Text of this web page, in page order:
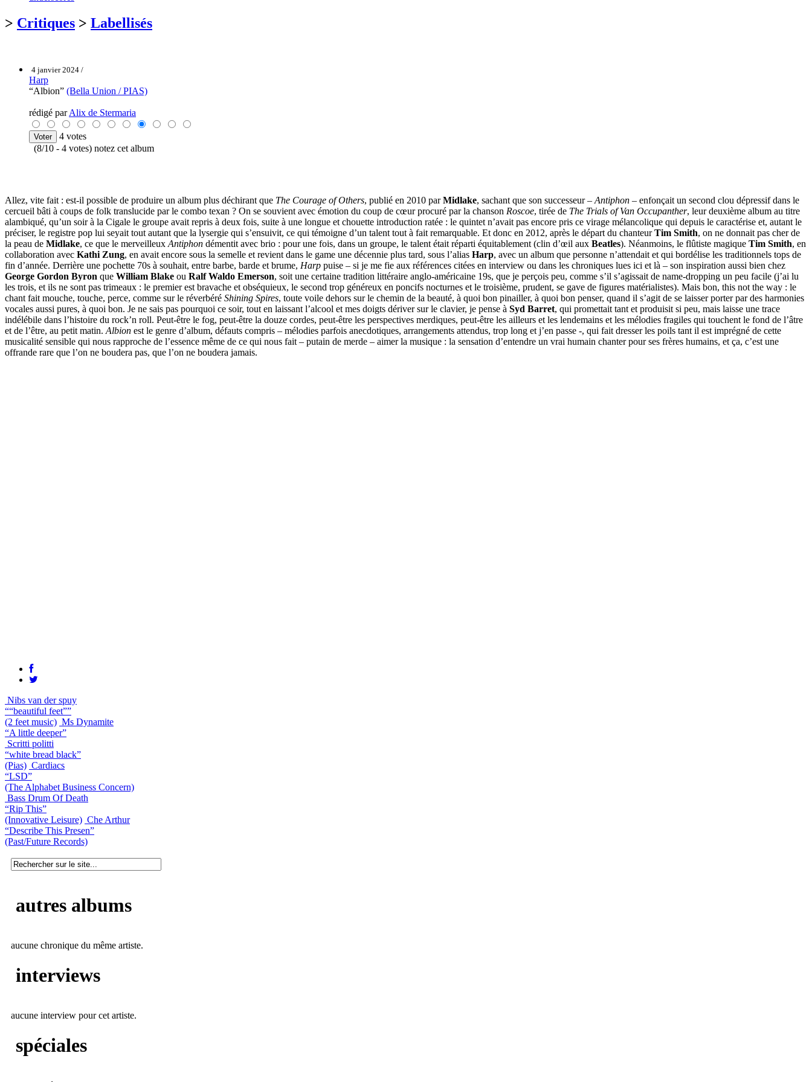
> Critiques > Labellisés
4 janvier 2024 /
Harp
“Albion” (Bella Union / PIAS)
rédigé parAlix de Stermaria
4 votes
(8/10 - 4 votes) notez cet album
Allez, vite fait : est-il possible de produire un album plus déchirant que The Courage of Others, publié en 2010 parMidlake, sachant que son successeur – Antiphon – enfonçait un second clou dépressif dans le
cercueil bâti à coups de folk translucide par le combo texan ? On se souvient avec émotion du coup de cœur procuré par la chanson Roscoe, tirée de The Trials of Van Occupanther, leur deuxième album au titre
alambiqué, qu’un soir à la Cigale le groupe avait repris à deux fois, suite à une longue et chouette introduction ratée : le quintet n’avait pas encore pris ce virage mélancolique qui depuis le caractérise et, autant le
préciser, le registre pop lui seyait tout autant que la lysergie qui s’ensuivit, ce qui témoigne d’un talent tout à fait remarquable. Et donc en 2012, après le départ du chanteurTim Smith, on ne donnait pas cher de
la peau de Midlake, ce que le merveilleux Antiphon démentit avec brio : pour une fois, dans un groupe, le talent était réparti équitablement (clin d’œil aux Beatles). Néanmoins, le flûtiste magique Tim Smith, en
collaboration avec Kathi Zung, en avait encore sous la semelle et revient dans le game une décennie plus tard, sous l’alias Harp, avec un album que personne n’attendait et qui bordélise les traditionnels tops de
fin d’année. Derrière une pochette 70s à souhait, entre barbe, barde et brume, Harp puise – si je me fie aux références citées en interview ou dans les chroniques lues ici et là – son inspiration aussi bien chez
George Gordon Byron que William Blake ou Ralf Waldo Emerson, soit une certaine tradition littéraire anglo-américaine 19s, que je perçois peu, comme s’il s’agissait de name-dropping un peu facile (j’ai lu
les trois, et ils ne sont pas trimeaux : le premier est bravache et obséquieux, le second trop généreux en poncifs nocturnes et le troisième, prudent, se gave de figures matérialistes). Mais bon, this not the way : le
chant fait mouche, touche, perce, comme sur le réverbéré Shining Spires, toute voile dehors sur le chemin de la beauté, à quoi bon pinailler, à quoi bon penser, quand il s’agit de se laisser porter par des harmonies
vocales aussi pures, à quoi bon. Je ne sais pas pourquoi ce soir, tout en laissant l’alcool et mes doigts dériver sur le clavier, je pense à Syd Barret, qui promettait tant et produisit si peu, mais laisse une trace
indélébile dans l’histoire du rock’n roll. Peut-être le fog, peut-être la douze cordes, peut-être les perspectives merdiques, peut-être les ailleurs et les lendemains et les mélodies fragiles qui touchent le fond de l’âtre
et de l’être, au petit matin. Albion est le genre d’album, défauts compris – mélodies parfois anecdotiques, arrangements attendus, trop long et j’en passe -, qui fait dresser les poils tant il est imprégné de cette
musicalité sensible qui nous rapproche de l’essence même de ce qui nous fait – putain de merde – aimer la musique : la sensation d’entendre un vrai humain chanter pour ses frères humains, et ça, c’est une
offrande rare que l’on ne boudera pas, que l’on ne boudera jamais.
Nibs van der spuy
““beautiful feet””
(2 feet music) Ms Dynamite
“A little deeper”
Scritti politti
“white bread black”
(Pias) Cardiacs
“LSD”
(The Alphabet Business Concern)
Bass Drum Of Death
“Rip This”
(Innovative Leisure) Che Arthur
“Describe This Presen”
(Past/Future Records)
autres albums
aucune chronique du même artiste.
interviews
aucune interview pour cet artiste.
spéciales